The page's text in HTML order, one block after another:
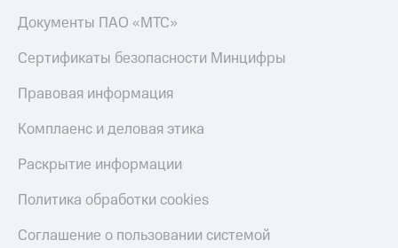
Документы ПАО «МТС»
Сертификаты безопасности Минцифры
Правовая информация
Комплаенс и деловая этика
Раскрытие информации
Политика обработки cookies
Соглашение о пользовании системой